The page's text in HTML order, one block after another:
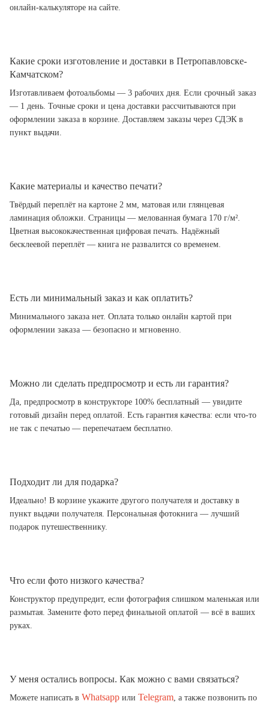
онлайн-калькуляторе на сайте.
Какие сроки изготовление и доставки в Петропавловске-
Камчатском?
Изготавливаем фотоальбомы — 3 рабочих дня. Если срочный заказ
— 1 день. Точные сроки и цена доставки рассчитываются при
оформлении заказа в корзине. Доставляем заказы через СДЭК в
пункт выдачи.
Какие материалы и качество печати?
Твёрдый переплёт на картоне 2 мм, матовая или глянцевая
ламинация обложки. Страницы — мелованная бумага 170 г/м².
Цветная высококачественная цифровая печать. Надёжный
бесклеевой переплёт — книга не развалится со временем.
Есть ли минимальный заказ и как оплатить?
Минимального заказа нет. Оплата только онлайн картой при
оформлении заказа — безопасно и мгновенно.
Можно ли сделать предпросмотр и есть ли гарантия?
Да, предпросмотр в конструкторе 100% бесплатный — увидите
готовый дизайн перед оплатой. Есть гарантия качества: если что-то
не так с печатью — перепечатаем бесплатно.
Подходит ли для подарка?
Идеально! В корзине укажите другого получателя и доставку в
пункт выдачи получателя. Персональная фотокнига — лучший
подарок путешественнику.
Что если фото низкого качества?
Конструктор предупредит, если фотография слишком маленькая или
размытая. Замените фото перед финальной оплатой — всё в ваших
руках.
У меня остались вопросы. Как можно с вами связаться?
Можете написать в Whatsapp или Telegram , а также позвонить по